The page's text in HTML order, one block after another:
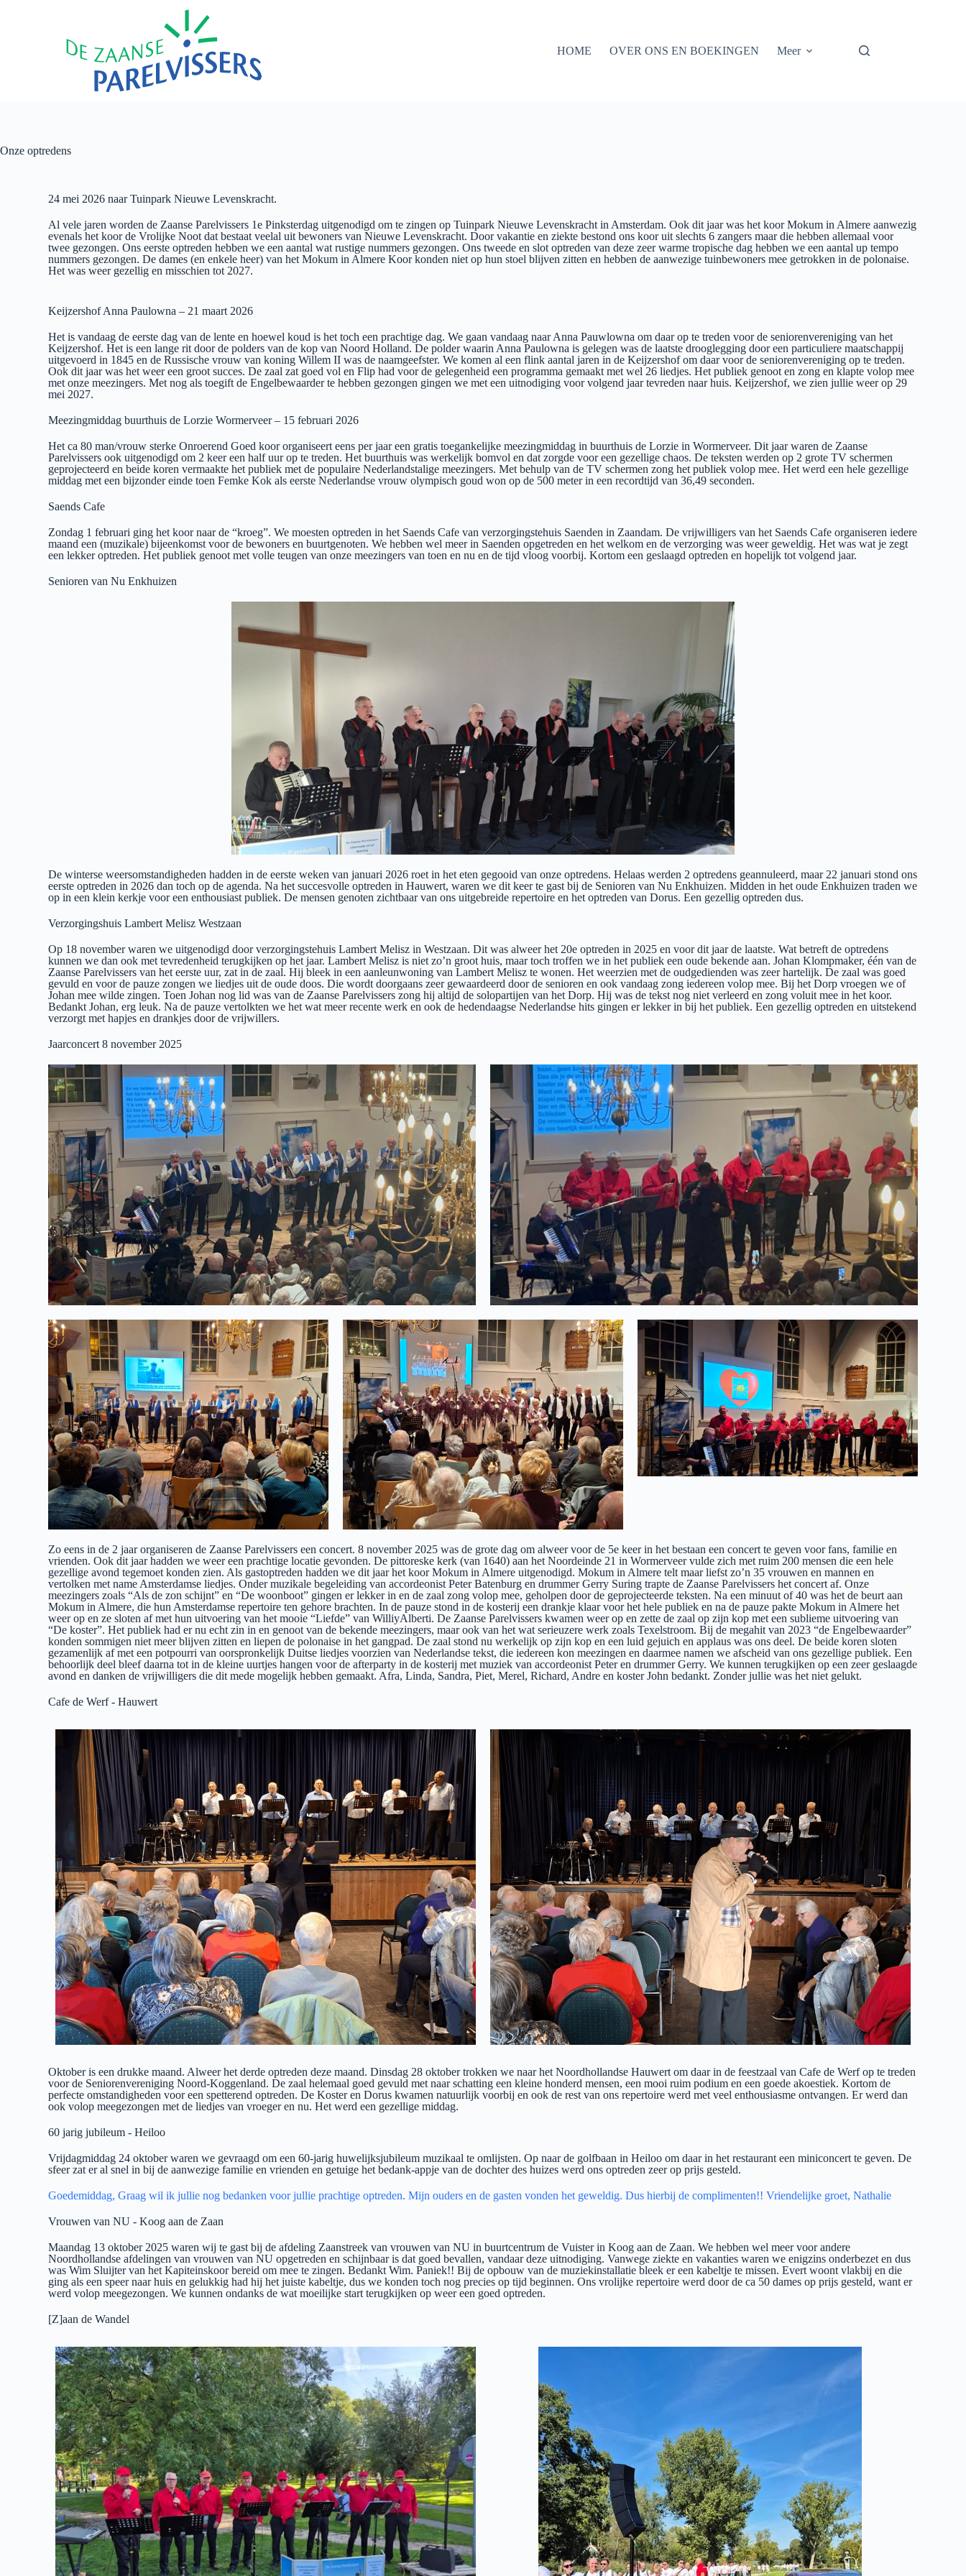
HOME OVER ONS EN BOEKINGEN Meer
Onze optredens
24 mei 2026 naar Tuinpark Nieuwe Levenskracht.
Al vele jaren worden de Zaanse Parelvissers 1e Pinksterdag uitgenodigd om te zingen op Tuinpark Nieuwe Levenskracht in Amsterdam. Ook dit jaar was het koor Mokum in Almere aanwezig
evenals het koor de Vrolijke Noot dat bestaat veelal uit bewoners van Nieuwe Levenskracht. Door vakantie en ziekte bestond ons koor uit slechts 6 zangers maar die hebben allemaal voor
twee gezongen. Ons eerste optreden hebben we een aantal wat rustige nummers gezongen. Ons tweede en slot optreden van deze zeer warme tropische dag hebben we een aantal up tempo
nummers gezongen. De dames (en enkele heer) van het Mokum in Almere Koor konden niet op hun stoel blijven zitten en hebben de aanwezige tuinbewoners mee getrokken in de polonaise.
Het was weer gezellig en misschien tot 2027.
Keijzershof Anna Paulowna – 21 maart 2026
Het is vandaag de eerste dag van de lente en hoewel koud is het toch een prachtige dag. We gaan vandaag naar Anna Pauwlowna om daar op te treden voor de seniorenvereniging van het
Keijzershof. Het is een lange rit door de polders van de kop van Noord Holland. De polder waarin Anna Paulowna is gelegen was de laatste drooglegging door een particuliere maatschappij
uitgevoerd in 1845 en de Russische vrouw van koning Willem II was de naamgeefster. We komen al een flink aantal jaren in de Keijzershof om daar voor de seniorenvereniging op te treden.
Ook dit jaar was het weer een groot succes. De zaal zat goed vol en Flip had voor de gelegenheid een programma gemaakt met wel 26 liedjes. Het publiek genoot en zong en klapte volop mee
met onze meezingers. Met nog als toegift de Engelbewaarder te hebben gezongen gingen we met een uitnodiging voor volgend jaar tevreden naar huis. Keijzershof, we zien jullie weer op 29
mei 2027.
Meezingmiddag buurthuis de Lorzie Wormerveer – 15 februari 2026
Het ca 80 man/vrouw sterke Onroerend Goed koor organiseert eens per jaar een gratis toegankelijke meezingmiddag in buurthuis de Lorzie in Wormerveer. Dit jaar waren de Zaanse
Parelvissers ook uitgenodigd om 2 keer een half uur op te treden. Het buurthuis was werkelijk bomvol en dat zorgde voor een gezellige chaos. De teksten werden op 2 grote TV schermen
geprojecteerd en beide koren vermaakte het publiek met de populaire Nederlandstalige meezingers. Met behulp van de TV schermen zong het publiek volop mee. Het werd een hele gezellige
middag met een bijzonder einde toen Femke Kok als eerste Nederlandse vrouw olympisch goud won op de 500 meter in een recordtijd van 36,49 seconden.
Saends Cafe
Zondag 1 februari ging het koor naar de “kroeg”. We moesten optreden in het Saends Cafe van verzorgingstehuis Saenden in Zaandam. De vrijwilligers van het Saends Cafe organiseren iedere
maand een (muzikale) bijeenkomst voor de bewoners en buurtgenoten. We hebben wel meer in Saenden opgetreden en het welkom en de verzorging was weer geweldig. Het was wat je zegt
een lekker optreden. Het publiek genoot met volle teugen van onze meezingers van toen en nu en de tijd vloog voorbij. Kortom een geslaagd optreden en hopelijk tot volgend jaar.
Senioren van Nu Enkhuizen
De winterse weersomstandigheden hadden in de eerste weken van januari 2026 roet in het eten gegooid van onze optredens. Helaas werden 2 optredens geannuleerd, maar 22 januari stond ons
eerste optreden in 2026 dan toch op de agenda. Na het succesvolle optreden in Hauwert, waren we dit keer te gast bij de Senioren van Nu Enkhuizen. Midden in het oude Enkhuizen traden we
op in een klein kerkje voor een enthousiast publiek. De mensen genoten zichtbaar van ons uitgebreide repertoire en het optreden van Dorus. Een gezellig optreden dus.
Verzorgingshuis Lambert Melisz Westzaan
Op 18 november waren we uitgenodigd door verzorgingstehuis Lambert Melisz in Westzaan. Dit was alweer het 20e optreden in 2025 en voor dit jaar de laatste. Wat betreft de optredens
kunnen we dan ook met tevredenheid terugkijken op het jaar. Lambert Melisz is niet zo’n groot huis, maar toch troffen we in het publiek een oude bekende aan. Johan Klompmaker, één van de
Zaanse Parelvissers van het eerste uur, zat in de zaal. Hij bleek in een aanleunwoning van Lambert Melisz te wonen. Het weerzien met de oudgedienden was zeer hartelijk. De zaal was goed
gevuld en voor de pauze zongen we liedjes uit de oude doos. Die wordt doorgaans zeer gewaardeerd door de senioren en ook vandaag zong iedereen volop mee. Bij het Dorp vroegen we of
Johan mee wilde zingen. Toen Johan nog lid was van de Zaanse Parelvissers zong hij altijd de solopartijen van het Dorp. Hij was de tekst nog niet verleerd en zong voluit mee in het koor.
Bedankt Johan, erg leuk. Na de pauze vertolkten we het wat meer recente werk en ook de hedendaagse Nederlandse hits gingen er lekker in bij het publiek. Een gezellig optreden en uitstekend
verzorgt met hapjes en drankjes door de vrijwillers.
Jaarconcert 8 november 2025
Zo eens in de 2 jaar organiseren de Zaanse Parelvissers een concert. 8 november 2025 was de grote dag om alweer voor de 5e keer in het bestaan een concert te geven voor fans, familie en
vrienden. Ook dit jaar hadden we weer een prachtige locatie gevonden. De pittoreske kerk (van 1640) aan het Noordeinde 21 in Wormerveer vulde zich met ruim 200 mensen die een hele
gezellige avond tegemoet konden zien. Als gastoptreden hadden we dit jaar het koor Mokum in Almere uitgenodigd. Mokum in Almere telt maar liefst zo’n 35 vrouwen en mannen en
vertolken met name Amsterdamse liedjes. Onder muzikale begeleiding van accordeonist Peter Batenburg en drummer Gerry Suring trapte de Zaanse Parelvissers het concert af. Onze
meezingers zoals “Als de zon schijnt” en “De woonboot” gingen er lekker in en de zaal zong volop mee, geholpen door de geprojecteerde teksten. Na een minuut of 40 was het de beurt aan
Mokum in Almere, die hun Amsterdamse repertoire ten gehore brachten. In de pauze stond in de kosterij een drankje klaar voor het hele publiek en na de pauze pakte Mokum in Almere het
weer op en ze sloten af met hun uitvoering van het mooie “Liefde” van WilliyAlberti. De Zaanse Parelvissers kwamen weer op en zette de zaal op zijn kop met een sublieme uitvoering van
“De koster”. Het publiek had er nu echt zin in en genoot van de bekende meezingers, maar ook van het wat serieuzere werk zoals Texelstroom. Bij de megahit van 2023 “de Engelbewaarder”
konden sommigen niet meer blijven zitten en liepen de polonaise in het gangpad. De zaal stond nu werkelijk op zijn kop en een luid gejuich en applaus was ons deel. De beide koren sloten
gezamenlijk af met een potpourri van oorspronkelijk Duitse liedjes voorzien van Nederlandse tekst, die iedereen kon meezingen en daarmee namen we afscheid van ons gezellige publiek. Een
behoorlijk deel bleef daarna tot in de kleine uurtjes hangen voor de afterparty in de kosterij met muziek van accordeonist Peter en drummer Gerry. We kunnen terugkijken op een zeer geslaagde
avond en danken de vrijwilligers die dit mede mogelijk hebben gemaakt. Afra, Linda, Sandra, Piet, Merel, Richard, Andre en koster John bedankt. Zonder jullie was het niet gelukt.
Cafe de Werf - Hauwert
Oktober is een drukke maand. Alweer het derde optreden deze maand. Dinsdag 28 oktober trokken we naar het Noordhollandse Hauwert om daar in de feestzaal van Cafe de Werf op te treden
voor de Seniorenvereniging Noord-Koggenland. De zaal helemaal goed gevuld met naar schatting een kleine honderd mensen, een mooi ruim podium en een goede akoestiek. Kortom de
perfecte omstandigheden voor een spetterend optreden. De Koster en Dorus kwamen natuurlijk voorbij en ook de rest van ons repertoire werd met veel enthousiasme ontvangen. Er werd dan
ook volop meegezongen met de liedjes van vroeger en nu. Het werd een gezellige middag.
60 jarig jubileum - Heiloo
Vrijdagmiddag 24 oktober waren we gevraagd om een 60-jarig huwelijksjubileum muzikaal te omlijsten. Op naar de golfbaan in Heiloo om daar in het restaurant een miniconcert te geven. De
sfeer zat er al snel in bij de aanwezige familie en vrienden en getuige het bedank-appje van de dochter des huizes werd ons optreden zeer op prijs gesteld.
Goedemiddag, Graag wil ik jullie nog bedanken voor jullie prachtige optreden. Mijn ouders en de gasten vonden het geweldig. Dus hierbij de complimenten!! Vriendelijke groet, Nathalie
Vrouwen van NU - Koog aan de Zaan
Maandag 13 oktober 2025 waren wij te gast bij de afdeling Zaanstreek van vrouwen van NU in buurtcentrum de Vuister in Koog aan de Zaan. We hebben wel meer voor andere
Noordhollandse afdelingen van vrouwen van NU opgetreden en schijnbaar is dat goed bevallen, vandaar deze uitnodiging. Vanwege ziekte en vakanties waren we enigzins onderbezet en dus
was Wim Sluijter van het Kapiteinskoor bereid om mee te zingen. Bedankt Wim. Paniek!! Bij de opbouw van de muziekinstallatie bleek er een kabeltje te missen. Evert woont vlakbij en die
ging als een speer naar huis en gelukkig had hij het juiste kabeltje, dus we konden toch nog precies op tijd beginnen. Ons vrolijke repertoire werd door de ca 50 dames op prijs gesteld, want er
werd volop meegezongen. We kunnen ondanks de wat moeilijke start terugkijken op weer een goed optreden.
[Z]aan de Wandel